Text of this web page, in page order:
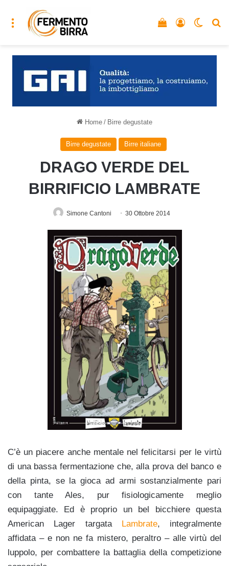
Menu Accedi
Vedi il carrello
Home / Birre degustate
Birre degustate Birre italiane
DRAGO VERDE DEL
BIRRIFICIO LAMBRATE
Simone Cantoni 30 Ottobre 2014
C’è un piacere anche mentale nel felicitarsi per le virtù
di una bassa fermentazione che, alla prova del banco e
della pinta, se la gioca ad armi sostanzialmente pari
con tante Ales, pur fisiologicamente meglio
equipaggiate. Ed è proprio un bel bicchiere questa
American Lager targata Lambrate, integralmente
affidata – e non ne fa mistero, peraltro – alle virtù del
luppolo, per combattere la battaglia della competizione